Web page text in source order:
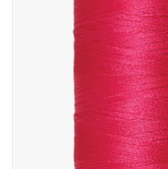
Laatste Kans
Cadeaubonnen
Nanno Blog